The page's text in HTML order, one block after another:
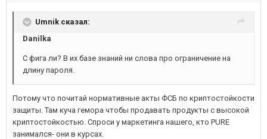
Umnik сказал:
Danilka
С фига ли? В их базе знаний ни слова про ограничение на
длину пароля.
Потому что почитай нормативные акты ФСБ по криптостойкости
защиты. Там куча гемора чтобы продавать продукты с высокой
криптостойкостью. Спроси у маркетинга нашего, кто PURE
занимался- они в курсах.